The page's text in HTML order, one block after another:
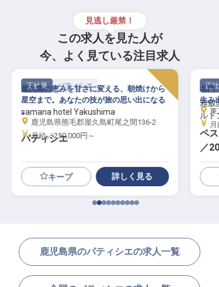
見逃し厳禁！
この求人を見た人が
今、よく見ている注目求人
正社員 パティシエ
samana hotel Yakushima
パティシエ
屋久島の恵みを甘さに変える、朝焼けから
星空まで。あなたの技が旅の思い出になる
。
鹿児島県熊毛郡屋久島町尾之間136-2
月給／250,000円～
キープ 詳しく見る
正社
雅叙
ルト
ペ
／
東京
名門
生み
東
鹿児島県のパティシエの求人一覧